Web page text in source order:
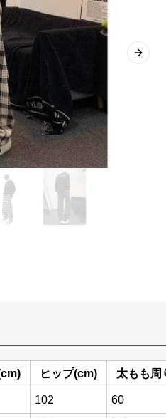
Next
ヒップ(cm) 太もも周
102 60